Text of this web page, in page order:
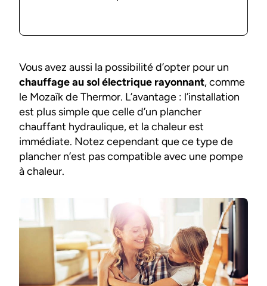
Vous avez aussi la possibilité d’opter pour un
chauffage au sol électrique rayonnant, comme
le Mozaïk de Thermor. L’avantage : l’installation
est plus simple que celle d’un plancher
chauffant hydraulique, et la chaleur est
immédiate. Notez cependant que ce type de
plancher n’est pas compatible avec une pompe
à chaleur.